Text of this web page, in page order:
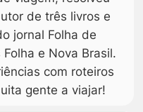
de três livros e
jornal Folha de
e Nova Brasil.
com roteiros
gente a viajar!